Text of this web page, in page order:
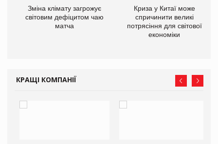
Зміна клімату загрожує
світовим дефіцитом чаю
матча
Криза у Китаї може
спричинити великі
потрясіння для світової
економіки
КРАЩІ КОМПАНІЇ